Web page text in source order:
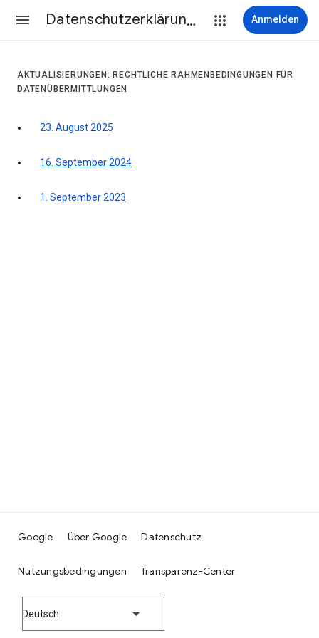
Datenschutzerklärung & Nutzungsbedingungen Anmelden
AKTUALISIERUNGEN: RECHTLICHE RAHMENBEDINGUNGEN FÜR
DATENÜBERMITTLUNGEN
23. August 2025
16. September 2024
1. September 2023
Google Über Google Datenschutz
Nutzungsbedingungen Transparenz-Center
Deutsch